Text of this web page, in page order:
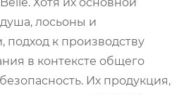
лосьоны и
подход к производству
в контексте общего
Их продукция,